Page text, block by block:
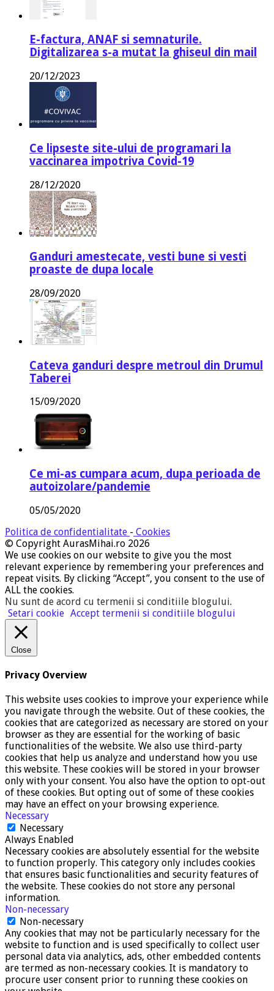
E-factura, ANAF si semnaturile.
Digitalizarea s-a mutat la ghiseul din mail
20/12/2023
Ce lipseste site-ului de programari la
vaccinarea impotriva Covid-19
28/12/2020
Ganduri amestecate, vesti bune si vesti
proaste de dupa locale
28/09/2020
Cateva ganduri despre metroul din Drumul
Taberei
15/09/2020
Ce mi-as cumpara acum, dupa perioada de
autoizolare/pandemie
05/05/2020
Politica de confidentialitate - Cookies
© Copyright AurasMihai.ro 2026
We use cookies on our website to give you the most
relevant experience by remembering your preferences and
repeat visits. By clicking “Accept”, you consent to the use of
ALL the cookies.
Nu sunt de acord cu termenii si conditiile blogului.
Setari cookie Accept termenii si conditiile blogului
Close
Privacy Overview
This website uses cookies to improve your experience while
you navigate through the website. Out of these cookies, the
cookies that are categorized as necessary are stored on your
browser as they are essential for the working of basic
functionalities of the website. We also use third-party
cookies that help us analyze and understand how you use
this website. These cookies will be stored in your browser
only with your consent. You also have the option to opt-out
of these cookies. But opting out of some of these cookies
may have an effect on your browsing experience.
Necessary
Necessary
Always Enabled
Necessary cookies are absolutely essential for the website
to function properly. This category only includes cookies
that ensures basic functionalities and security features of
the website. These cookies do not store any personal
information.
Non-necessary
Non-necessary
Any cookies that may not be particularly necessary for the
website to function and is used specifically to collect user
personal data via analytics, ads, other embedded contents
are termed as non-necessary cookies. It is mandatory to
procure user consent prior to running these cookies on